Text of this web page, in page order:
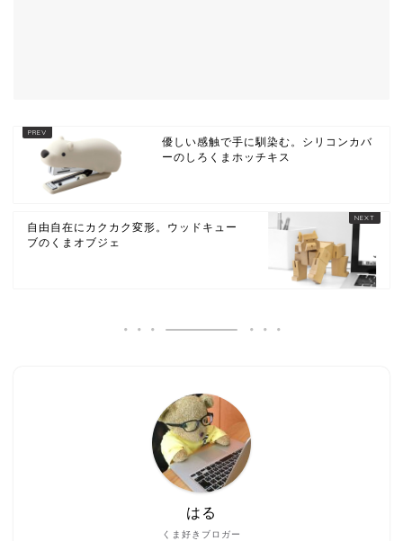
優しい感触で手に馴染む。シリコンカバ
ーのしろくまホッチキス
自由自在にカクカク変形。ウッドキュー
ブのくまオブジェ
くま好きブロガー
はる